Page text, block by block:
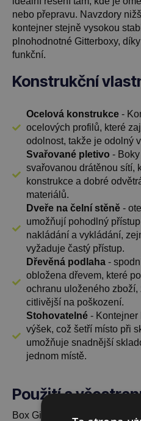
nebo přepravu. Navzdory
kontejner stejně vysokou
plnohodnotné Gitterboxy,
funkční.
Konstrukční
Ocelová konstrukce-
ocelových profilů, které
odolnost, takže je odolný
Svařované pletivo -
svařovanou drátěnou sítí,
konstrukce a dobré
materiálů.
Dveře na čelní stěně-
umožňují pohodlný
nakládání a vykládání,
vyžaduje častý přístup.
Dřevěná podlaha-
obložena dřevem, které
ochranu uloženého zboží,
citlivější na poškození.
Stohovatelné- Kontejner
výšek, což šetří místo při
umožňuje snadnější
jednom místě.
Použití a
Box Gitterbox